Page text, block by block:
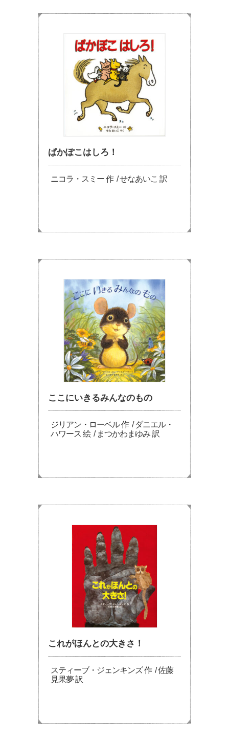
ぱかぽこはしろ！
ニコラ・スミー 作 / せなあいこ 訳
ここにいきるみんなのもの
ジリアン・ローベル 作 / ダニエル・
ハワース 絵 / まつかわまゆみ 訳
これがほんとの大きさ！
スティーブ・ジェンキンズ 作 / 佐藤
見果夢 訳